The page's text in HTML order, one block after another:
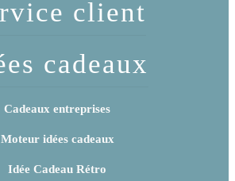
client
cadeaux
Cadeaux entreprises
Moteur idées cadeaux
Idée Cadeau Rétro